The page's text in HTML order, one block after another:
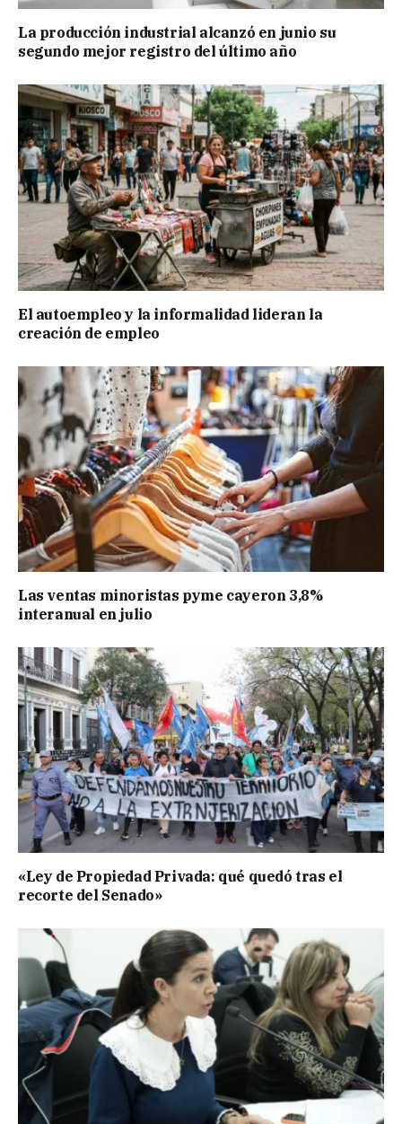
La producción industrial alcanzó en junio su
segundo mejor registro del último año
El autoempleo y la informalidad lideran la
creación de empleo
Las ventas minoristas pyme cayeron 3,8%
interanual en julio
«Ley de Propiedad Privada: qué quedó tras el
recorte del Senado»